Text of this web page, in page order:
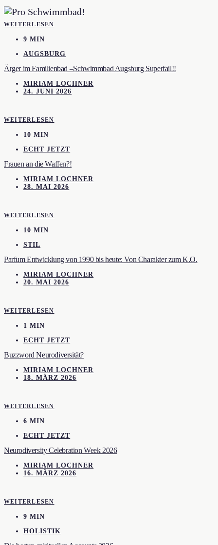
WEITERLESEN
9 MIN
AUGSBURG
Ärger im Familienbad –Schwimmbad Augsburg Superfail!!
MIRIAM LOCHNER
24. JUNI 2026
WEITERLESEN
10 MIN
ECHT JETZT
Frauen an die Waffen?!
MIRIAM LOCHNER
28. MAI 2026
WEITERLESEN
10 MIN
STIL
Parfum Entwicklung von 1990 bis heute: Von Charakter zum K.O.
MIRIAM LOCHNER
20. MAI 2026
WEITERLESEN
1 MIN
ECHT JETZT
Buzzword Neurodiversität?
MIRIAM LOCHNER
18. MÄRZ 2026
WEITERLESEN
6 MIN
ECHT JETZT
Neurodiversity Celebration Week 2026
MIRIAM LOCHNER
16. MÄRZ 2026
WEITERLESEN
9 MIN
HOLISTIK